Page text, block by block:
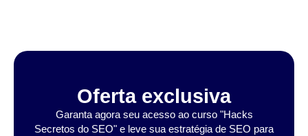
Oferta exclusiva
Garanta agora seu acesso ao curso "Hacks
Secretos do SEO" e leve sua estratégia de SEO para